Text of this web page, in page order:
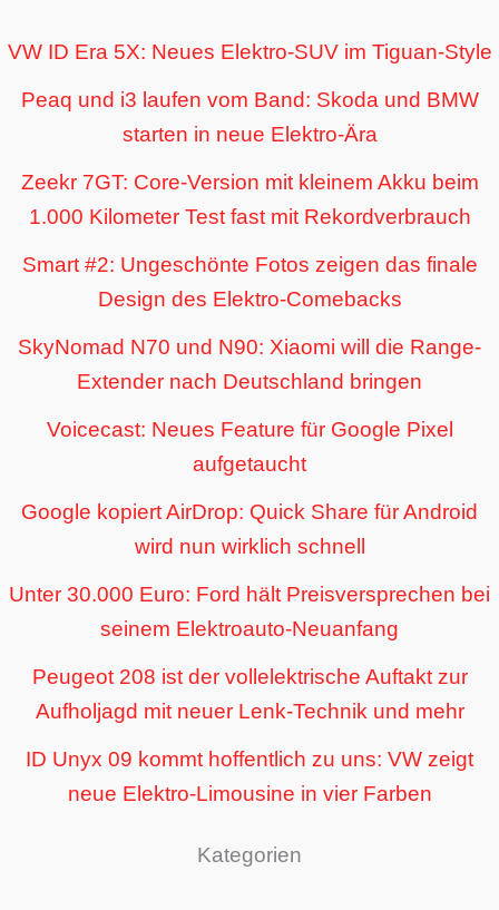
VW ID Era 5X: Neues Elektro-SUV im Tiguan-Style
Peaq und i3 laufen vom Band: Skoda und BMW
starten in neue Elektro-Ära
Zeekr 7GT: Core-Version mit kleinem Akku beim
1.000 Kilometer Test fast mit Rekordverbrauch
Smart #2: Ungeschönte Fotos zeigen das finale
Design des Elektro-Comebacks
SkyNomad N70 und N90: Xiaomi will die Range-
Extender nach Deutschland bringen
Voicecast: Neues Feature für Google Pixel
aufgetaucht
Google kopiert AirDrop: Quick Share für Android
wird nun wirklich schnell
Unter 30.000 Euro: Ford hält Preisversprechen bei
seinem Elektroauto-Neuanfang
Peugeot 208 ist der vollelektrische Auftakt zur
Aufholjagd mit neuer Lenk-Technik und mehr
ID Unyx 09 kommt hoffentlich zu uns: VW zeigt
neue Elektro-Limousine in vier Farben
Kategorien